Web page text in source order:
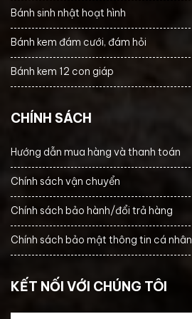
Bánh sinh nhật hoạt hình
Bánh kem đám cưới, đám hỏi
Bánh kem 12 con giáp
CHÍNH SÁCH
Hướng dẫn mua hàng và thanh toán
Chính sách vận chuyển
Chính sách bảo hành/đổi trả hàng
Chính sách bảo mật thông tin cá nhân
KẾT NỐI VỚI CHÚNG TÔI